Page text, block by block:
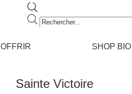
Recherche
de
OFFRIR SHOP BIO
Sainte Victoire